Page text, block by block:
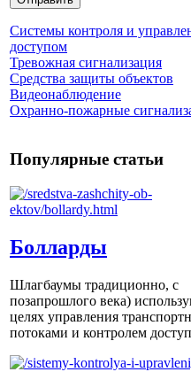
Системы контроля и
доступом
Тревожная сигнализация
Средства защиты объектов
Видеонаблюдение
Охранно-пожарные
Популярные статьи
Болларды
Шлагбаумы традиционно, с
позапрошлого века)
целях управления
потоками и контролем